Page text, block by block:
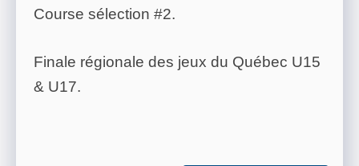
Course sélection #2.
Finale régionale des jeux du Québec U15
& U17.